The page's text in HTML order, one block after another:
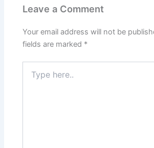
Leave a Comment
Your email address will not be
fields are marked *
here..